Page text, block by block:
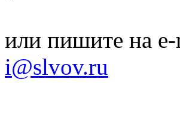
или пишите на
i@slvov.ru